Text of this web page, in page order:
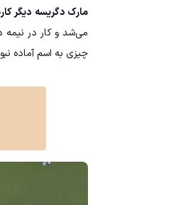
مارک دگریسه دیگر
می‌شد و کار در
چیزی به اسم آماده